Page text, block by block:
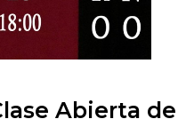
Abierta de